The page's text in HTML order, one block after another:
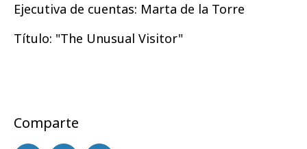
Ejecutiva de cuentas: Marta de la Torre
Título: "The Unusual Visitor"
Comparte